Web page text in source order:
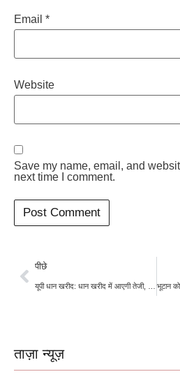
Email *
Website
Save my name, email, and
next time I comment.
पीछे
ताज़ा न्यूज़